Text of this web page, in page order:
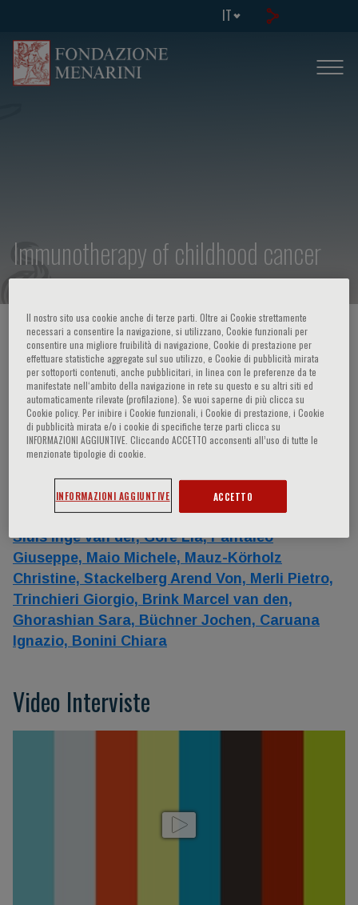
IT
Immunotherapy of childhood cancer
HOME PAGE / CORSI ED EVENTI / INFO EVENTO
Relatori
Quintarelli Concetta, Moretta Lorenzo, Casini
Alessandro,- -,Bondanza Attilio,
Franco,Moretta Alessandro,
Antonio,Falkenburg Fred,
Rettinger Eva,
Gattinoni Luca,Lang Peter,Martinelli Giovanni,
Sluis Inge van der,Gore Lia,Pantaleo
Giuseppe, Maio Michele, Mauz-Körholz
Christine, Stackelberg Arend Von, Merli Pietro,
Trinchieri Giorgio, Brink Marcel van den,
Ghorashian Sara, Büchner Jochen, Caruana
Ignazio, Bonini Chiara
Video Interviste
Il nostro sito usa cookie anche di terze parti. Oltre ai Cookie strettamente
necessari a consentire la navigazione, si utilizzano, Cookie funzionali per
consentire una migliore fruibilità di navigazione, Cookie di prestazione per
effettuare statistiche aggregate sul suo utilizzo, e Cookie di pubblicità mirata
per sottoporti contenuti, anche pubblicitari, in linea con le preferenze da te
manifestate nell‘ambito della navigazione in rete su questo e su altri siti ed
automaticamente rilevate (profilazione). Se vuoi saperne di più clicca su
Cookie policy. Per inibire i Cookie funzionali, i Cookie di prestazione, i Cookie
di pubblicità mirata e/o i cookie di specifiche terze parti clicca su
INFORMAZIONI AGGIUNTIVE. Cliccando ACCETTO acconsenti all’uso di tutte le
menzionate tipologie di cookie.
INFORMAZIONI AGGIUNTIVE ACCETTO